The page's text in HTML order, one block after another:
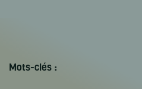
Mots-clés :